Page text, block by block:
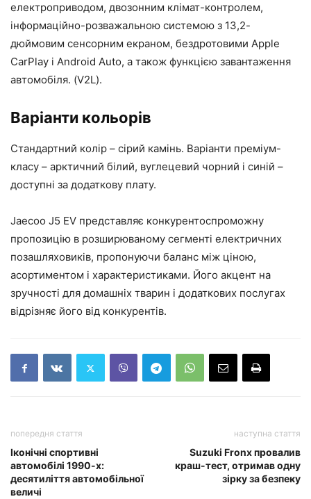
електроприводом, двозонним клімат-контролем,
інформаційно-розважальною системою з 13,2-
дюймовим сенсорним екраном, бездротовими Apple
CarPlay і Android Auto, а також функцією завантаження
автомобіля. (V2L).
Варіанти кольорів
Стандартний колір – сірий камінь. Варіанти преміум-
класу – арктичний білий, вуглецевий чорний і синій –
доступні за додаткову плату.
Jaecoo J5 EV представляє конкурентоспроможну
пропозицію в розширюваному сегменті електричних
позашляховиків, пропонуючи баланс між ціною,
асортиментом і характеристиками. Його акцент на
зручності для домашніх тварин і додаткових послугах
відрізняє його від конкурентів.
попередня стаття
Іконічні спортивні
автомобілі 1990-х:
десятиліття автомобільної
величі
наступна стаття
Suzuki Fronx провалив
краш-тест, отримав одну
зірку за безпеку